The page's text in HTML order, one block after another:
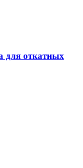
для откатных